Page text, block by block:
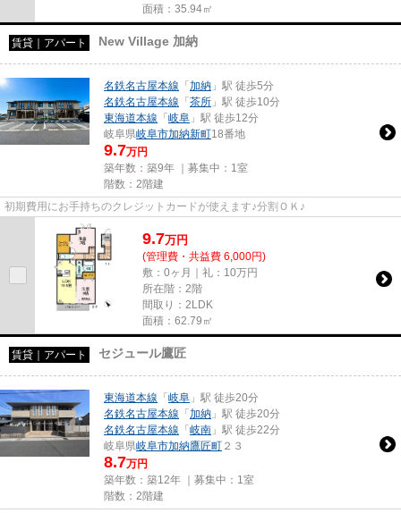
面積：35.94㎡
賃貸｜アパート New Village 加納
名鉄名古屋本線 「 加納 」駅 徒歩5分
名鉄名古屋本線 「 茶所 」駅 徒歩10分
東海道本線 「 岐阜 」駅 徒歩12分
岐阜県岐阜市加納新町18番地
9.7万円
築年数：築9年 ｜募集中： 1室
階数：2階建
初期費用にお手持ちのクレジットカードが使えます♪分割ＯＫ♪
9.7万円
(管理費・共益費 6,000円)
敷：0ヶ月｜礼：10万円
所在階：2階
間取り：2LDK
面積：62.79㎡
賃貸｜アパート セジュール鷹匠
東海道本線 「 岐阜 」駅 徒歩20分
名鉄名古屋本線 「 加納 」駅 徒歩20分
名鉄名古屋本線 「 岐南 」駅 徒歩22分
岐阜県岐阜市加納鷹匠町 ２３
8.7万円
築年数：築12年 ｜募集中： 1室
階数：2階建